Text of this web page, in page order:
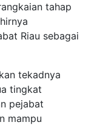
tahap
Riau sebagai
tekadnya
tingkat
pejabat
mampu